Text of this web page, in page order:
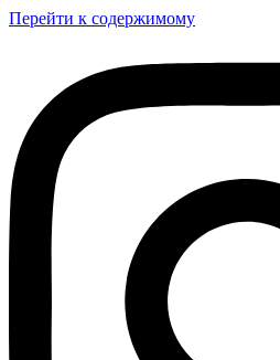
Перейти к содержимому